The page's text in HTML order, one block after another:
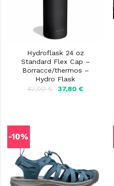
Hydroflask 24 oz
Standard Flex Cap –
Borracce/thermos –
Hydro Flask
42,00€
Il
prezzo
37,80 €Il
-10%